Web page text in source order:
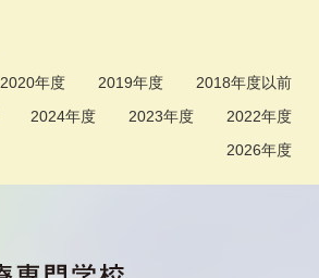
2018年度以前
2019年度
2020年度
2022年度
2023年度
2024年度
2026年度